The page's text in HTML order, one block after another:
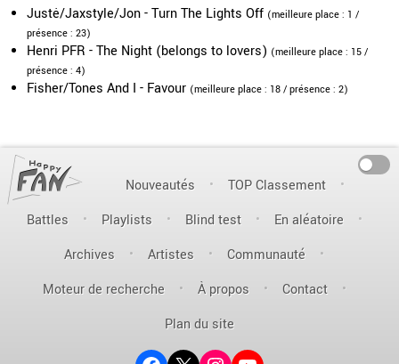
Justė/Jaxstyle/Jon - Turn The Lights Off (meilleure place : 1 /
présence : 23)
Henri PFR - The Night (belongs to lovers) (meilleure place : 15 /
présence : 4)
Fisher/Tones And I - Favour (meilleure place : 18 / présence : 2)
Nouveautés
TOP Classement
Battles
Playlists Blind test
En aléatoire
Archives
Artistes
Communauté
Moteur de recherche
À propos
Contact
Plan du site
On